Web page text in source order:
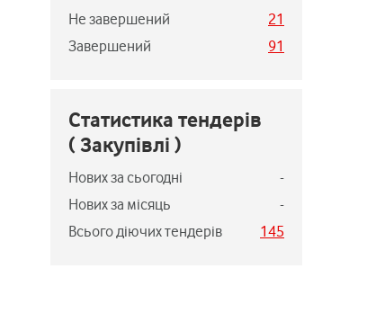
Не завершений
21
Завершений
91
Статистика тендерів
( Закупівлі )
Нових за сьогодні
-
Нових за місяць
-
Всього діючих тендерів
145